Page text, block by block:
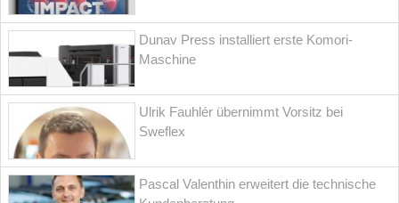
Dunav Press installiert erste Komori-
Maschine
Ulrik Fauhlér übernimmt Vorsitz bei
Sweflex
Pascal Valenthin erweitert die technische